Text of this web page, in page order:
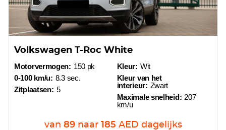
Volkswagen T-Roc White
Motorvermogen: 150 pk
0-100 km/u: 8.3 sec.
Zitplaatsen: 5
Kleur: Wit
Kleur van het
interieur: Zwart
Maximale snelheid: 207
km/u
van 89 naar 185 AED dagelijks